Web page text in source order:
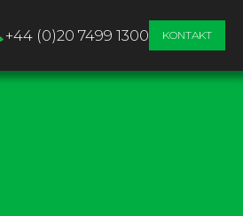
+44 (0)20 7499 1300 KONTAKT